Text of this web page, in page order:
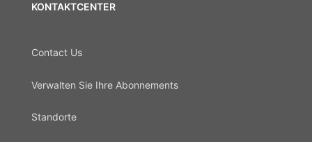
KONTAKTCENTER
Contact Us
Verwalten Sie Ihre Abonnements
Standorte